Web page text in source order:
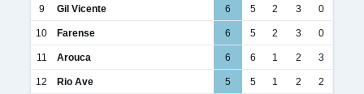
9 Gil Vicente 6 5 2 3 0
10 Farense 6 5 2 3 0
11 Arouca 6 6 1 2 3
12 Rio Ave 5 5 1 2 2